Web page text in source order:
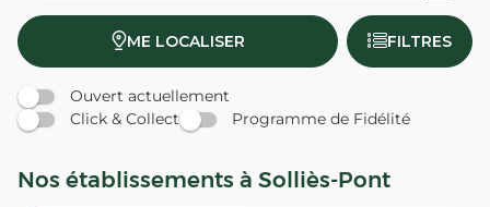
ME LOCALISER FILTRES
Ouvert actuellement
Click & Collect
Programme de Fidélité
Nos établissements à Solliès-Pont